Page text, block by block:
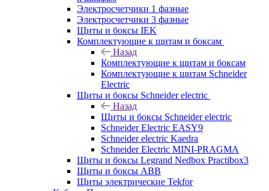
Электросчетчики 1 фазные
Электросчетчики 3 фазные
Щиты и боксы IEK
Комплектующие к щитам и боксам
Назад
Комплектующие к щитам и боксам
Комплектующие к щитам Schneider
Electric
Щиты и боксы Schneider electric
Назад
Щиты и боксы Schneider electric
Schneider Electric EASY9
Schneider electric Kaedra
Schneider Electric MINI-PRAGMA
Щиты и боксы Legrand Nedbox Practibox3
Щиты и боксы ABB
Щиты электрические Tekfor